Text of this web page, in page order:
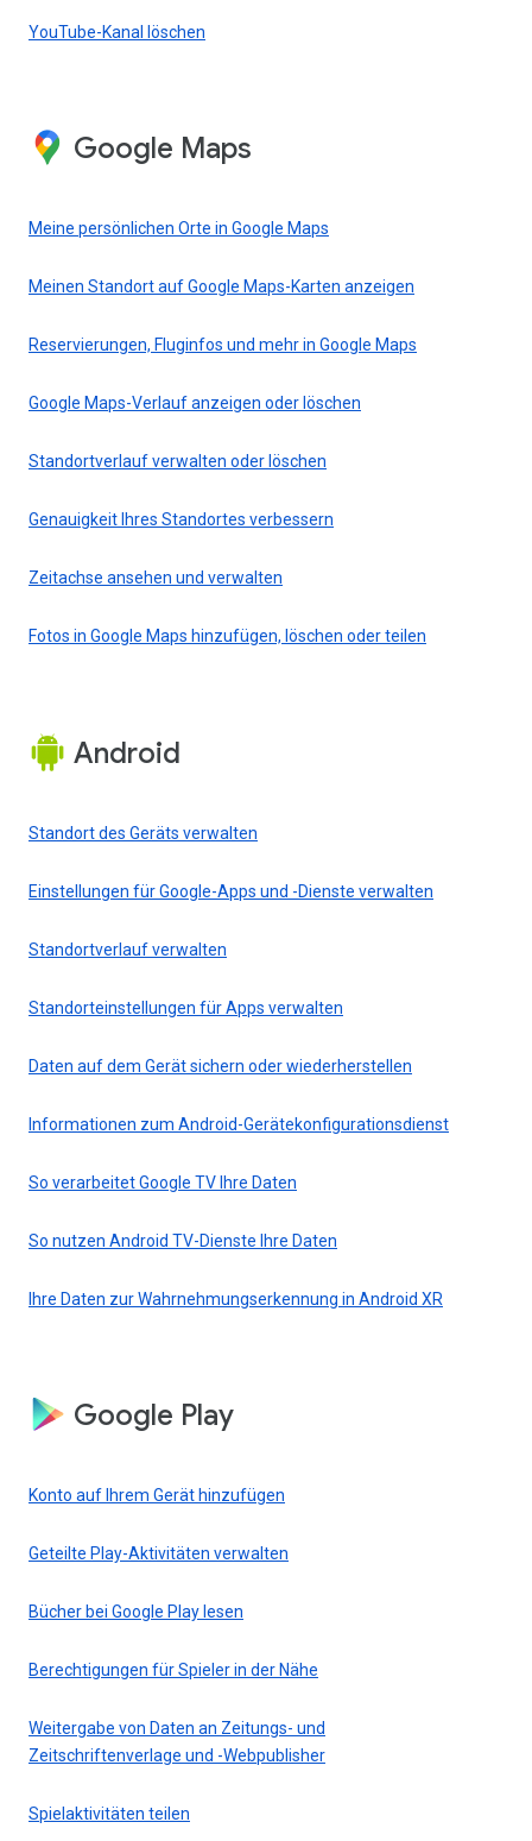
YouTube-Kanal löschen
Google Maps
Meine persönlichen Orte in Google Maps
Meinen Standort auf Google Maps-Karten anzeigen
Reservierungen, Fluginfos und mehr in Google Maps
Google Maps-Verlauf anzeigen oder löschen
Standortverlauf verwalten oder löschen
Genauigkeit Ihres Standortes verbessern
Zeitachse ansehen und verwalten
Fotos in Google Maps hinzufügen, löschen oder teilen
Android
Standort des Geräts verwalten
Einstellungen für Google-Apps und -Dienste verwalten
Standortverlauf verwalten
Standorteinstellungen für Apps verwalten
Daten auf dem Gerät sichern oder wiederherstellen
Informationen zum Android-Gerätekonfigurationsdienst
So verarbeitet Google TV Ihre Daten
So nutzen Android TV-Dienste Ihre Daten
Ihre Daten zur Wahrnehmungserkennung in Android XR
Google Play
Konto auf Ihrem Gerät hinzufügen
Geteilte Play-Aktivitäten verwalten
Bücher bei Google Play lesen
Berechtigungen für Spieler in der Nähe
Weitergabe von Daten an Zeitungs- und
Zeitschriftenverlage und -Webpublisher
Spielaktivitäten teilen